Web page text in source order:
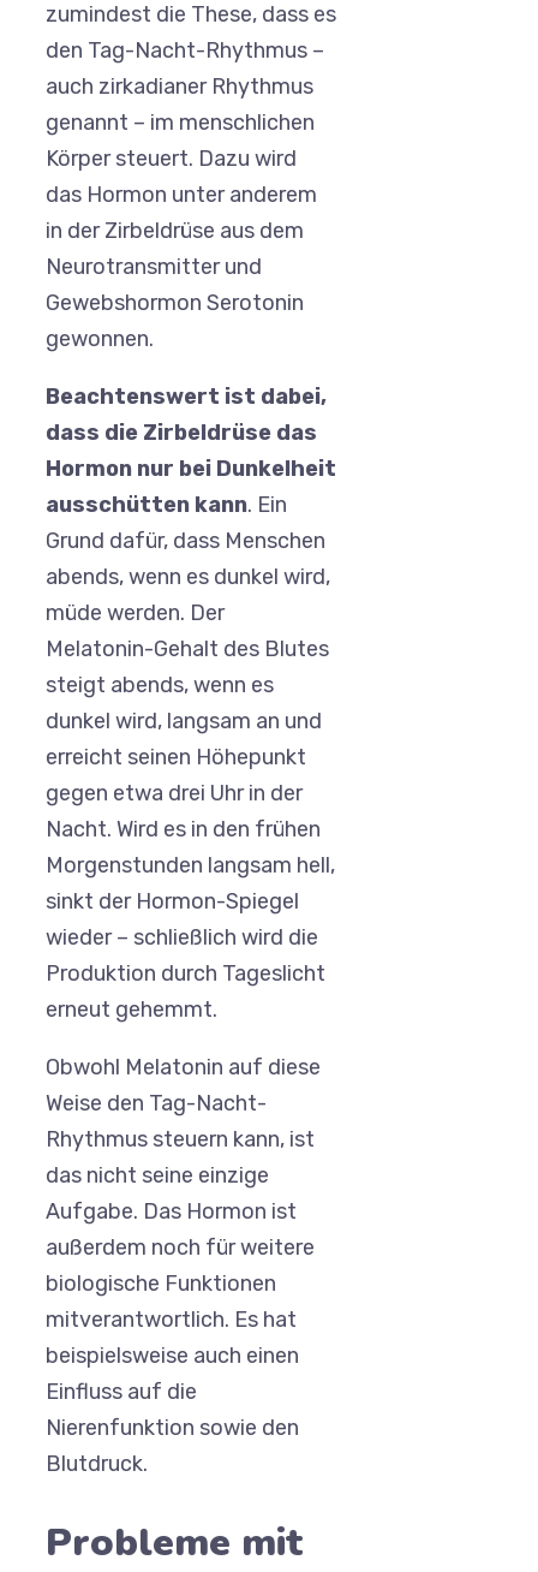
zumindest die These, dass es
den Tag-Nacht-Rhythmus –
auch zirkadianer Rhythmus
genannt – im menschlichen
Körper steuert. Dazu wird
das Hormon unter anderem
in der Zirbeldrüse aus dem
Neurotransmitter und
Gewebshormon Serotonin
gewonnen.
Beachtenswert ist dabei,
dass die Zirbeldrüse das
Hormon nur bei Dunkelheit
ausschütten kann. Ein
Grund dafür, dass Menschen
abends, wenn es dunkel wird,
müde werden. Der
Melatonin-Gehalt des Blutes
steigt abends, wenn es
dunkel wird, langsam an und
erreicht seinen Höhepunkt
gegen etwa drei Uhr in der
Nacht. Wird es in den frühen
Morgenstunden langsam hell,
sinkt der Hormon-Spiegel
wieder – schließlich wird die
Produktion durch Tageslicht
erneut gehemmt.
Obwohl Melatonin auf diese
Weise den Tag-Nacht-
Rhythmus steuern kann, ist
das nicht seine einzige
Aufgabe. Das Hormon ist
außerdem noch für weitere
biologische Funktionen
mitverantwortlich. Es hat
beispielsweise auch einen
Einfluss auf die
Nierenfunktion sowie den
Blutdruck.
Probleme mit